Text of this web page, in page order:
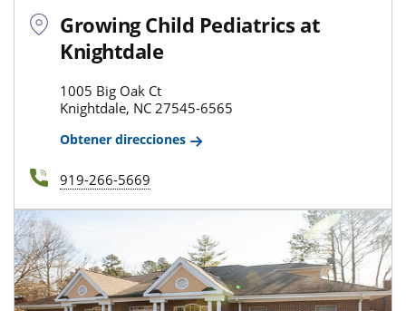
Growing Child Pediatrics at
Knightdale
1005 Big Oak Ct
Knightdale, NC 27545-6565
Obtener direcciones
919-266-5669